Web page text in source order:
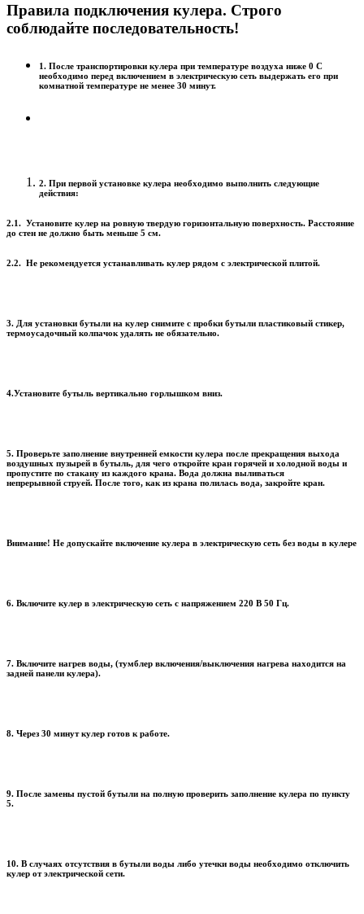
Правила подключения кулера. Строго
соблюдайте последовательность!
1. После транспортировки кулера при температуре воздуха ниже 0 С
необходимо перед включением в электрическую сеть выдержать его при
комнатной температуре не менее 30 минут.
2. При первой установке кулера необходимо выполнить следующие
действия:
2.1. Установите кулер на ровную твердую горизонтальную поверхность. Расстояние
до стен не должно быть меньше 5 см.
2.2. Не рекомендуется устанавливать кулер рядом с электрической плитой.
3. Для установки бутыли на кулер снимите с пробки бутыли пластиковый стикер,
термоусадочный колпачок удалять не обязательно.
4.Установите бутыль вертикально горлышком вниз.
5. Проверьте заполнение внутренней емкости кулера после прекращения выхода
воздушных пузырей в бутыль, для чего откройте кран горячей и холодной воды и
пропустите по стакану из каждого крана. Вода должна выливаться
непрерывной струей. После того, как из крана полилась вода, закройте кран.
Внимание! Не допускайте включение кулера в электрическую сеть без воды в кулере
6. Включите кулер в электрическую сеть с напряжением 220 В 50 Гц.
7. Включите нагрев воды, (тумблер включения/выключения нагрева находится на
задней панели кулера).
8. Через 30 минут кулер готов к работе.
9. После замены пустой бутыли на полную проверить заполнение кулера по пункту
5.
10. В случаях отсутствия в бутыли воды либо утечки воды необходимо отключить
кулер от электрической сети.